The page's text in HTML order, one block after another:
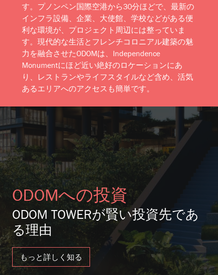
す。プノンペン国際空港から30分ほどで、最新の
インフラ設備、企業、大使館、学校などがある便
利な環境が、プロジェクト周辺には整っていま
す。現代的な生活とフレンチコロニアル建築の魅
力を融合させたODOMは、Independence
Monumentにほど近い絶好のロケーションにあ
り、レストランやライフスタイルなど含め、活気
あるエリアへのアクセスも簡単です。
ODOMへの投資
ODOM TOWERが賢い投資先であ
る理由
もっと詳しく知る